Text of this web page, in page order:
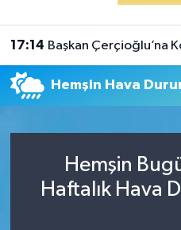
17:14 Başkan Çerçioğlu’na Köşk
Hemşin Hava
Hemşin
Haftalık Hava
Süper Lig Puan
Tüm Manşetler
Son Dakika Haberleri